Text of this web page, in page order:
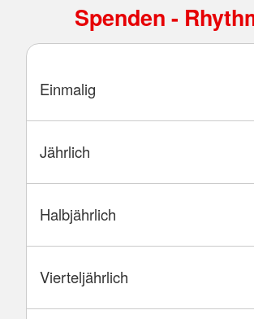
Spenden -
Einmalig
Jährlich
Halbjährlich
Vierteljährlich